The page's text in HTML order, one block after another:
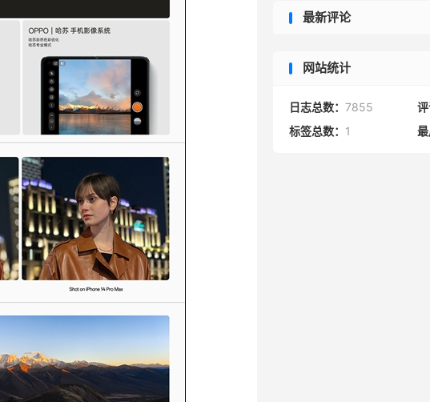
最新评论
网站统计
日志总数： 7855 评
标签总数： 1 最